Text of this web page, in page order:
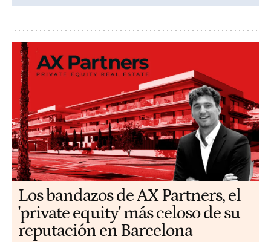
Los bandazos de AX Partners, el
'private equity' más celoso de su
reputación en Barcelona